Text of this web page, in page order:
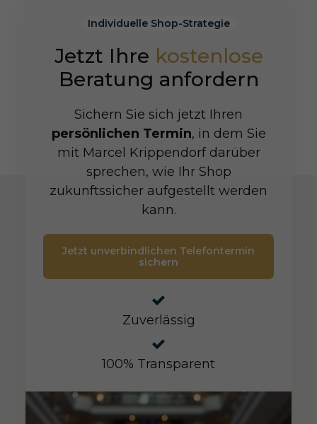
Individuelle Shop-Strategie
Jetzt Ihre kostenlose
Beratung anfordern
Sichern Sie sich jetzt Ihren
persönlichen Termin, in dem Sie
mit Marcel Krippendorf darüber
sprechen, wie Ihr Shop
zukunftssicher aufgestellt werden
kann.
Jetzt unverbindlichen Telefontermin
sichern
Zuverlässig
100% Transparent